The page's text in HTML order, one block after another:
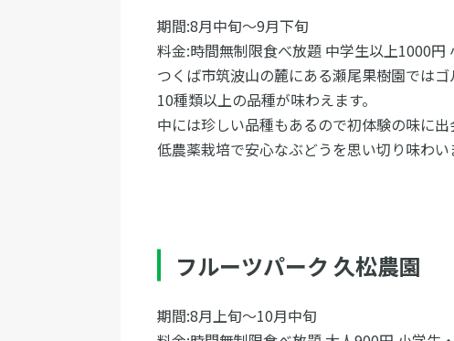
期間:8月中旬〜9月下旬
料金:時間無制限食べ放題 中学生以上1000
つくば市筑波山の麓にある瀬尾果樹園では
10種類以上の品種が味わえます。
中には珍しい品種もあるので初体験の味に出
低農薬栽培で安心なぶどうを思い切り味わい
フルーツパーク 久松農園
期間:8月上旬〜10月中旬